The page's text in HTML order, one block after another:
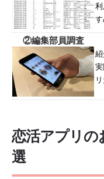
②編集部員調査
恋活アプリの
選